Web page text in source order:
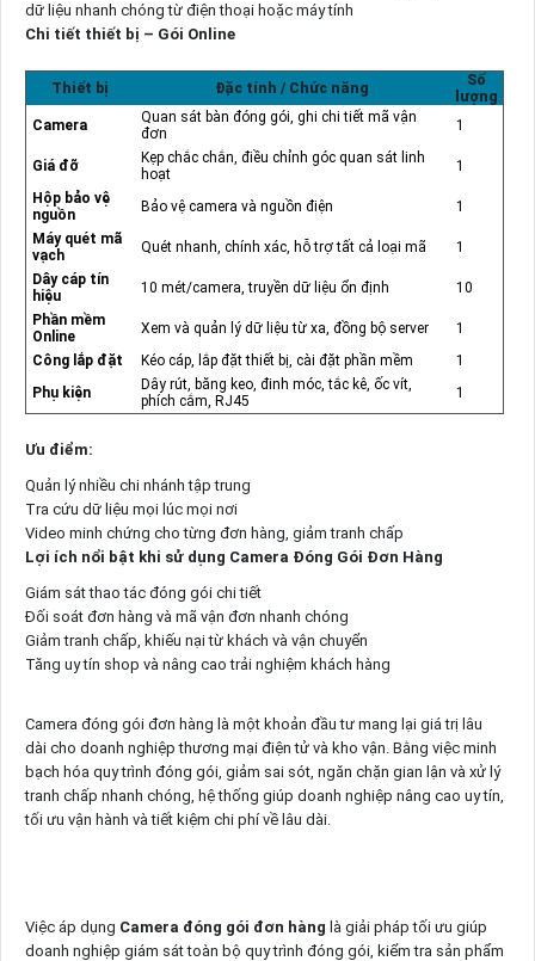
dữ liệu nhanh chóng từ điện thoại hoặc máy tính
Chi tiết thiết bị – Gói Online
Thiết bị Đặc tính / Chức năng
Số
lượng
Camera
Quan sát bàn đóng gói, ghi chi tiết mã vận
đơn
1
Giá đỡ
Kẹp chắc chắn, điều chỉnh góc quan sát linh
hoạt
1
Hộp bảo vệ
nguồn
Bảo vệ camera và nguồn điện
1
Máy quét mã
vạch
Quét nhanh, chính xác, hỗ trợ tất cả loại mã
1
Dây cáp tín
hiệu
10 mét/camera, truyền dữ liệu ổn định
10
Phần mềm
Online
Xem và quản lý dữ liệu từ xa, đồng bộ server
1
Công lắp đặt
Kéo cáp, lắp đặt thiết bị, cài đặt phần mềm
1
Phụ kiện
Dây rút, băng keo, đinh móc, tắc kê, ốc vít,
phích cắm, RJ45
1
Ưu điểm:
Quản lý nhiều chi nhánh tập trung
Tra cứu dữ liệu mọi lúc mọi nơi
Video minh chứng cho từng đơn hàng, giảm tranh chấp
Lợi ích nổi bật khi sử dụng Camera Đóng Gói Đơn Hàng
Giám sát thao tác đóng gói chi tiết
Đối soát đơn hàng và mã vận đơn nhanh chóng
Giảm tranh chấp, khiếu nại từ khách và vận chuyển
Tăng uy tín shop và nâng cao trải nghiệm khách hàng
Camera đóng gói đơn hàng là một khoản đầu tư mang lại giá trị lâu
dài cho doanh nghiệp thương mại điện tử và kho vận. Bằng việc minh
bạch hóa quy trình đóng gói, giảm sai sót, ngăn chặn gian lận và xử lý
tranh chấp nhanh chóng, hệ thống giúp doanh nghiệp nâng cao uy tín,
tối ưu vận hành và tiết kiệm chi phí về lâu dài.
Việc áp dụng Camera đóng gói đơn hàng là giải pháp tối ưu giúp
doanh nghiệp giám sát toàn bộ quy trình đóng gói, kiểm tra sản phẩm